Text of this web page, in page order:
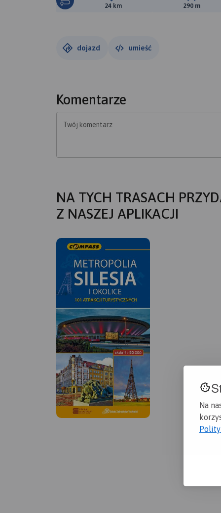
Na
Długość trasy:
24 km Suma
290 m
dojazd umieść
Komentarze
Twój komentarz
NA TYCH TRASACH
Z NASZEJ APLIKACJI